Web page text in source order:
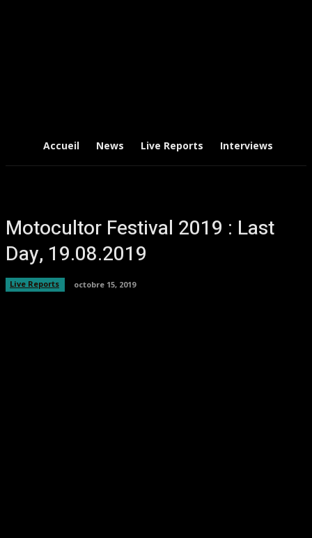
Accueil News Live Reports Interviews
Motocultor Festival 2019 : Last
Day, 19.08.2019
Live Reports octobre 15, 2019